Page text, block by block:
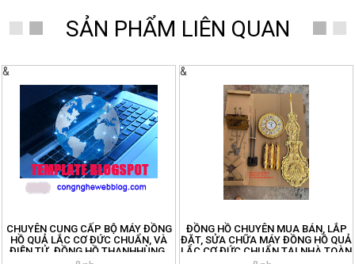
SẢN PHẨM LIÊN QUAN
&
CHUYÊN CUNG CẤP BỘ MÁY ĐỒNG
HỒ QUẢ LẮC CƠ ĐỨC CHUẨN, VÀ
ĐIỆN TỬ. ĐỒNG HỒ THANHHÙNG.
&
ĐỒNG HỒ CHUYÊN MUA BÁN, LẮP
ĐẶT, SỬA CHỮA MÁY ĐỒNG HỒ QUẢ
LẮC CƠ ĐỨC CHUẨN TẠI NHÀ TOÀN